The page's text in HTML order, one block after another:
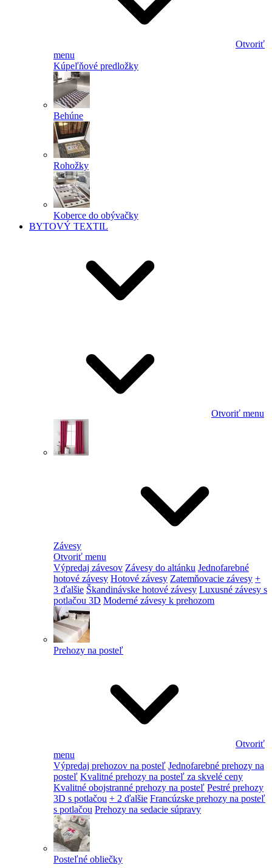
Otvoriť
menu
Kúpeľňové predložky
Behúne
Rohožky
Koberce do obývačky
BYTOVÝ TEXTIL
Otvoriť menu
Závesy
Otvoriť menu
Výpredaj závesov Závesy do altánku Jednofarebné
hotové závesy Hotové závesy Zatemňovacie závesy +
3 ďalšie Škandinávske hotové závesy Luxusné závesy s
potlačou 3D Moderné závesy k prehozom
Prehozy na posteľ
Otvoriť
menu
Výpredaj prehozov na posteľ Jednofarebné prehozy na
posteľ Kvalitné prehozy na posteľ za skvelé ceny
Kvalitné obojstranné prehozy na posteľ Pestré prehozy
3D s potlačou + 2 ďalšie Francúzske prehozy na posteľ
s potlačou Prehozy na sedacie súpravy
Posteľné obliečky